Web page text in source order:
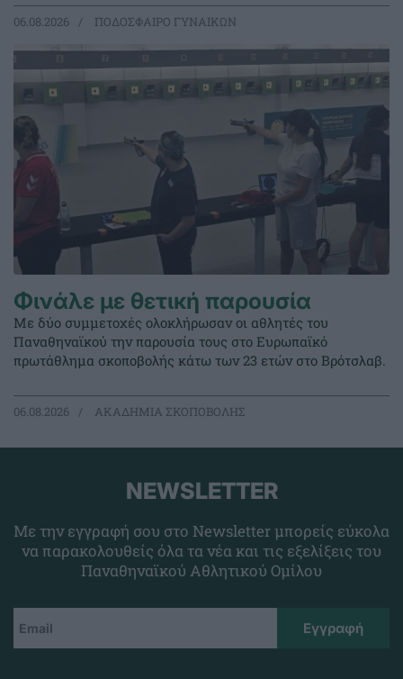
06.08.2026 ΠΟΔΟΣΦΑΙΡΟ ΓΥΝΑΙΚΩΝ
Φινάλε με θετική παρουσία
Με δύο συμμετοχές ολοκλήρωσαν οι αθλητές του
Παναθηναϊκού την παρουσία τους στο Ευρωπαϊκό
πρωτάθλημα σκοποβολής κάτω των 23 ετών στο Βρότσλαβ.
06.08.2026 ΑΚΑΔΗΜΙΑ ΣΚΟΠΟΒΟΛΗΣ
NEWSLETTER
Με την εγγραφή σου στο Newsletter μπορείς εύκολα
να παρακολουθείς όλα τα νέα και τις εξελίξεις του
Παναθηναϊκού Αθλητικού Ομίλου